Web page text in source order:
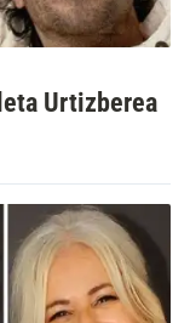
Urtizberea